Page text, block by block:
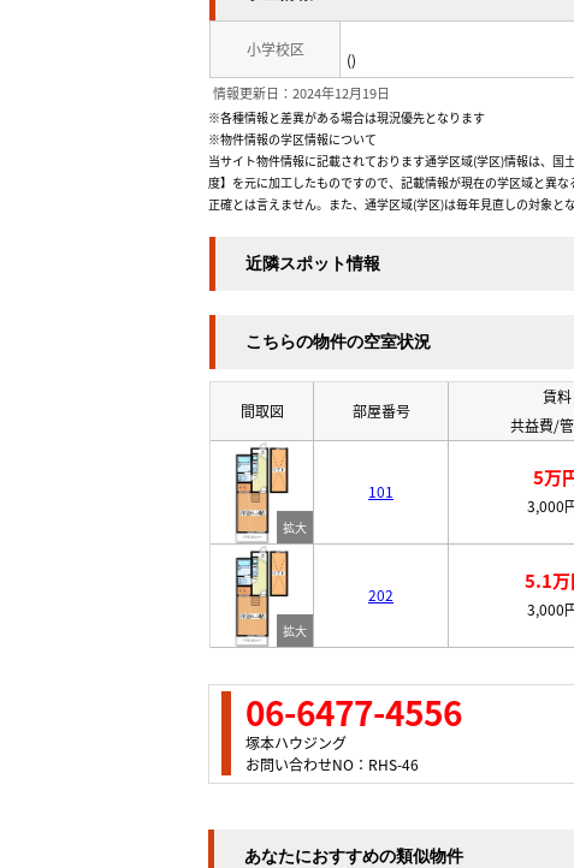
小学校区
()
情報更新日：2024年12月19日
※各種情報と差異がある場合は現況優先となります
※物件情報の学区情報について
当サイト物件情報に記載されております通学区域(学区)情報は、
度】を元に加工したものですので、記載情報が現在の学区域と異
正確とは言えません。また、通学区域(学区)は毎年見直しの対象と
近隣スポット情報
こちらの物件の空室状況
間取図 部屋番号
賃料
共益費/
101
5万
3,000
202
5.1万
3,000
06-6477-4556
塚本ハウジング
お問い合わせNO：RHS-46
あなたにおすすめの類似物件